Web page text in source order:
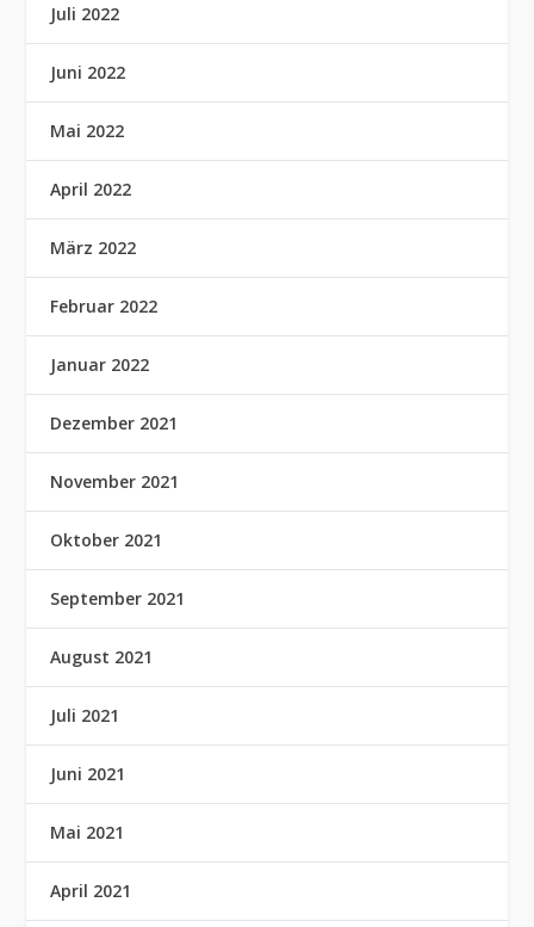
Juli 2022
Juni 2022
Mai 2022
April 2022
März 2022
Februar 2022
Januar 2022
Dezember 2021
November 2021
Oktober 2021
September 2021
August 2021
Juli 2021
Juni 2021
Mai 2021
April 2021